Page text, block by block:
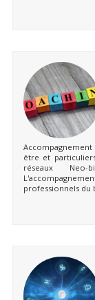
être et
réseaux
professionnels du